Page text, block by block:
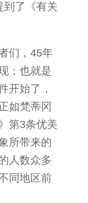
到了《有关
们，45年
；也就是
开始了，
如梵蒂冈
第3条优美
所带来的
人数众多
同地区前